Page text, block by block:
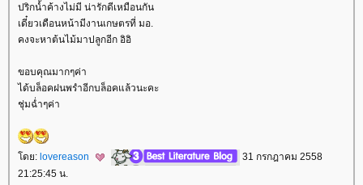
ปริกน้ำค้างไม่มี น่ารักดีเหมือนกัน
เดี๋ยวเดือนหน้ามีงานเกษตรที่ มอ.
คงจะหาต้นไม้มาปลูกอีก อิอิ
ขอบคุณมากๆค่า
ได้บล็อคฝนพรำอีกบล็อคแล้วนะคะ
ชุ่มฉ่ำๆค่า
ดย: lovereason
31 กรกฎาคม 2558
21:25:45 น.